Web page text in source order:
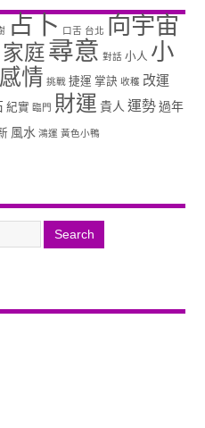
占卜 口舌 台北 向宇宙
家庭尋意 對話 小人 小
感情 挑戰 捷運 掌訣 收穫 改運
紀實 臨門 財運 貴人 運勢過年
風水 鴻運 黃色小鴨